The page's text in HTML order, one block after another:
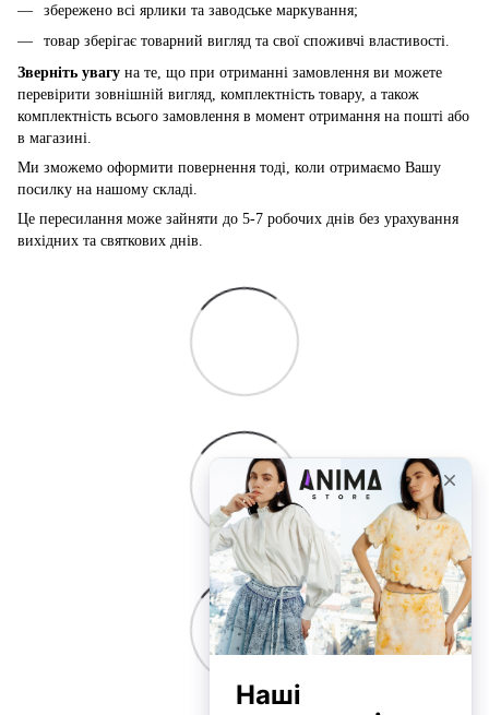
збережено всі ярлики та заводське маркування;
товар зберігає товарний вигляд та свої споживчі властивості.
Зверніть увагу на те, що при отриманні замовлення ви можете
перевірити зовнішній вигляд, комплектність товару, а також
комплектність всього замовлення в момент отримання на пошті або
в магазині.
Ми зможемо оформити повернення тоді, коли отримаємо Вашу
посилку на нашому складі.
Це пересилання може зайняти до 5-7 робочих днів без урахування
вихідних та святкових днів.